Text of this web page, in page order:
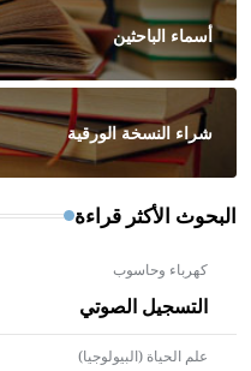
أسماء الباحثين
شراء النسخة الورقية
البحوث الأكثر قراءة
كهرباء وحاسوب
التسجيل الصوتي
علم الحياة (البيولوجيا)